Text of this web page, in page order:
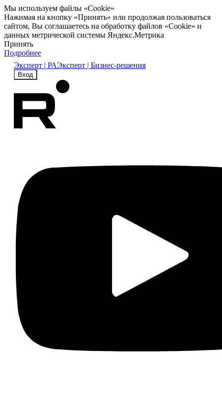
Мы используем файлы «Cookie»
Нажимая на кнопку «Принять» или продолжая пользоваться
сайтом, Вы соглашаетесь на обработку файлов «Cookie» и
данных метрической системы Яндекс.Метрика
Принять
Подробнее
Эксперт | РАЭксперт | Бизнес-решения
Вход